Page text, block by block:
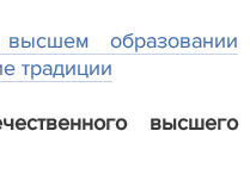
образовании
традиции
высшего